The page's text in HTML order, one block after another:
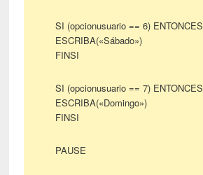
SI (opcionusuario == 6) ENTONCES
ESCRIBA(«Sábado»)
FINSI
SI (opcionusuario == 7) ENTONCES
ESCRIBA(«Domingo»)
FINSI
PAUSE